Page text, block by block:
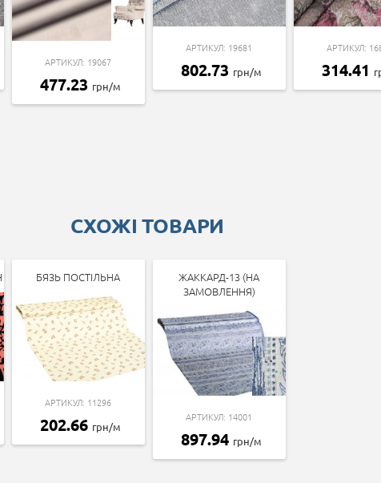
АРТИКУЛ: 19067
477.23 грн/м
АРТИКУЛ: 19681
802.73 грн/м
АРТИКУЛ:
314.41
СХОЖІ ТОВАРИ
БЯЗЬ ПОСТІЛЬНА
АРТИКУЛ: 11296
202.66 грн/м
ЖАККАРД-13 (НА
ЗАМОВЛЕННЯ)
АРТИКУЛ: 14001
897.94 грн/м